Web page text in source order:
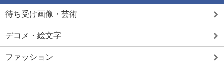
待ち受け画像・芸術
デコメ・絵文字
ファッション